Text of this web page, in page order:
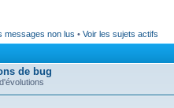
messages non lus • Voir les sujets actifs
de bug